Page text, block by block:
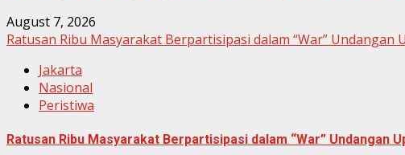
August 7, 2026
Ratusan Ribu Masyarakat Berpartisipasi dalam “War” Undangan
Jakarta
Nasional
Peristiwa
Ratusan Ribu Masyarakat Berpartisipasi dalam “War” Undangan